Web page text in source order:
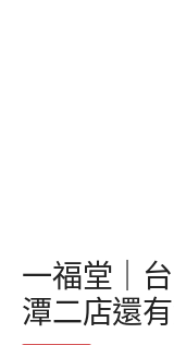
一福堂｜
潭二店還